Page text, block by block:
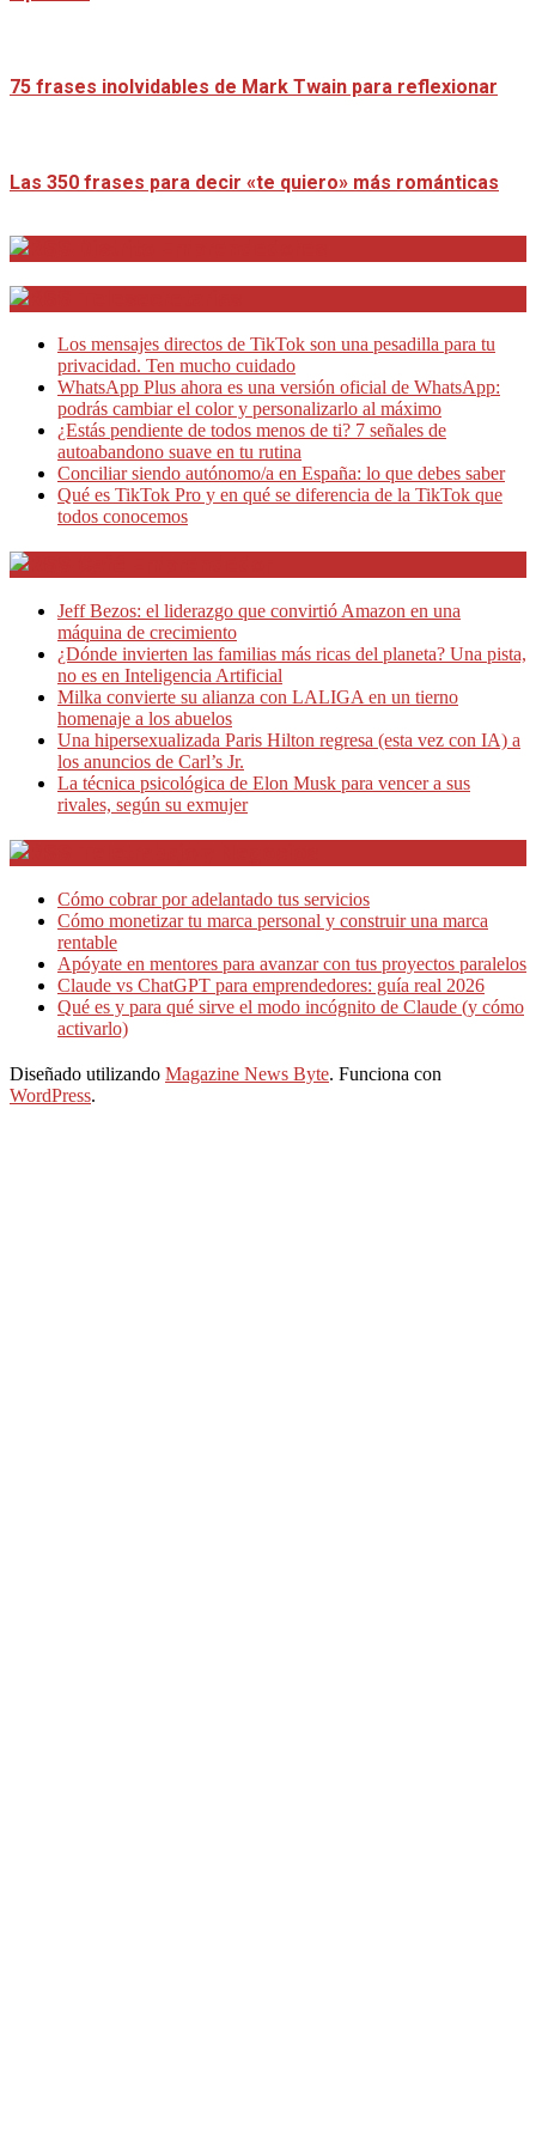
75 frases inolvidables de Mark Twain para reflexionar
Las 350 frases para decir «te quiero» más románticas
Los mensajes directos de TikTok son una pesadilla para tu
privacidad. Ten mucho cuidado
WhatsApp Plus ahora es una versión oficial de WhatsApp:
podrás cambiar el color y personalizarlo al máximo
¿Estás pendiente de todos menos de ti? 7 señales de
autoabandono suave en tu rutina
Conciliar siendo autónomo/a en España: lo que debes saber
Qué es TikTok Pro y en qué se diferencia de la TikTok que
todos conocemos
Jeff Bezos: el liderazgo que convirtió Amazon en una
máquina de crecimiento
¿Dónde invierten las familias más ricas del planeta? Una pista,
no es en Inteligencia Artificial
Milka convierte su alianza con LALIGA en un tierno
homenaje a los abuelos
Una hipersexualizada Paris Hilton regresa (esta vez con IA) a
los anuncios de Carl’s Jr.
La técnica psicológica de Elon Musk para vencer a sus
rivales, según su exmujer
Cómo cobrar por adelantado tus servicios
Cómo monetizar tu marca personal y construir una marca
rentable
Apóyate en mentores para avanzar con tus proyectos paralelos
Claude vs ChatGPT para emprendedores: guía real 2026
Qué es y para qué sirve el modo incógnito de Claude (y cómo
activarlo)
Diseñado utilizando Magazine News Byte. Funciona con
WordPress.